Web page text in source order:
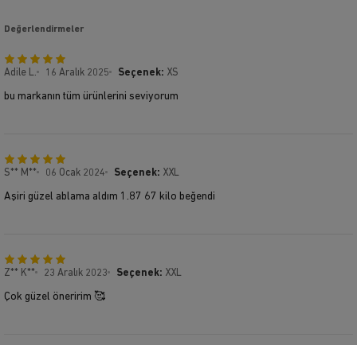
Değerlendirmeler
Adile L. 16 Aralık 2025 Seçenek: XS
bu markanın tüm ürünlerini seviyorum
S** M** 06 Ocak 2024 Seçenek: XXL
Aşiri güzel ablama aldım 1.87 67 kilo beğendi
Z** K** 23 Aralık 2023 Seçenek: XXL
Çok güzel öneririm 🥰